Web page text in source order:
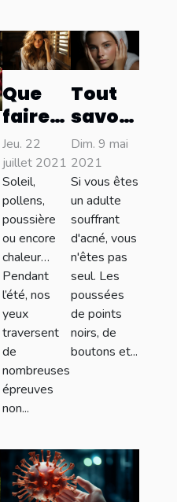
Que
faire
quand
on a
mal
aux
yeux ?
Jeu. 22
juillet 2021
Soleil,
pollens,
poussière
ou encore
chaleur…
Pendant
l’été, nos
yeux
traversent
de
nombreuses
épreuves
non...
Tout
savoir
sur
l’acné
Dim. 9 mai
2021
Si vous êtes
un adulte
souffrant
d'acné, vous
n'êtes pas
seul. Les
poussées
de points
noirs, de
boutons et...